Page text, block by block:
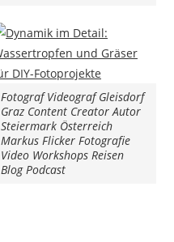
Fotograf Videograf Gleisdorf
Graz Content Creator Autor
Steiermark Österreich
Markus Flicker Fotografie
Video Workshops Reisen
Blog Podcast